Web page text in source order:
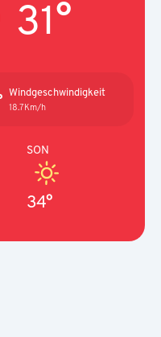
31°
Windgeschwindigkeit
18.7Km/h
SON
34°